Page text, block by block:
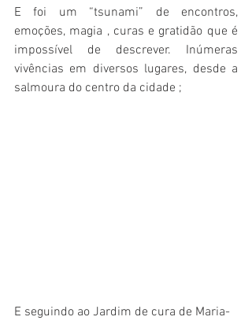
E foi um “tsunami” de encontros,
emoções, magia , curas e gratidão que é
impossível de descrever. Inúmeras
vivências em diversos lugares, desde a
salmoura do centro da cidade ;
E seguindo ao Jardim de cura de Maria-